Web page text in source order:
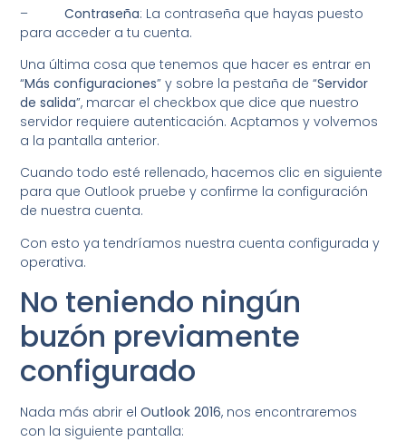
–Contraseña: La contraseña que hayas puesto
para acceder a tu cuenta.
Una última cosa que tenemos que hacer es entrar en
“Más configuraciones” y sobre la pestaña de “Servidor
de salida”, marcar el checkbox que dice que nuestro
servidor requiere autenticación. Acptamos y volvemos
a la pantalla anterior.
Cuando todo esté rellenado, hacemos clic en siguiente
para que Outlook pruebe y confirme la configuración
de nuestra cuenta.
Con esto ya tendríamos nuestra cuenta configurada y
operativa.
No teniendo ningún
buzón previamente
configurado
Nada más abrir elOutlook 2016, nos encontraremos
con la siguiente pantalla: